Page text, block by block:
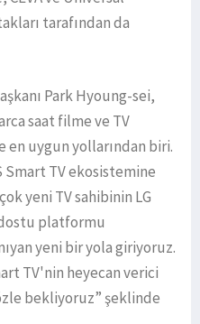
tarafından da
Park Hyoung-sei,
saat filme ve TV
en uygun yollarından biri.
TV ekosistemine
yeni TV sahibinin LG
platformu
yeni bir yola giriyoruz.
TV'nin heyecan verici
bekliyoruz” şeklinde